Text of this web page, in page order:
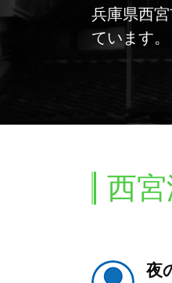
兵庫県西
ています。
西
夜